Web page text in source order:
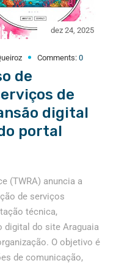
dez 24, 2025
Comments: 0
de
de
digital
portal
(TWRA) anuncia a
de serviços
técnica,
digital do site Araguaia
O objetivo é
de comunicação,